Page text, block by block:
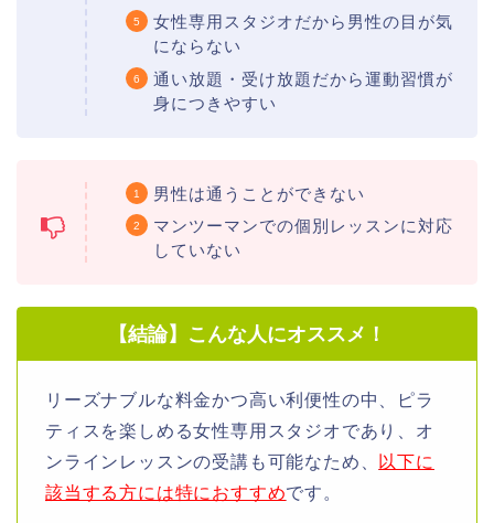
女性専用スタジオだから男性の目が気
にならない
通い放題・受け放題だから運動習慣が
身につきやすい
男性は通うことができない
マンツーマンでの個別レッスンに対応
していない
【結論】こんな人にオススメ！
リーズナブルな料金かつ高い利便性の中、ピラ
ティスを楽しめる女性専用スタジオであり、オ
ンラインレッスンの受講も可能なため、
以下に
該当する方には特におすすめです。